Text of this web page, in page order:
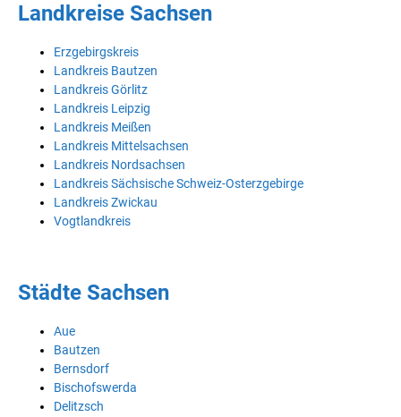
Landkreise Sachsen
Erzgebirgskreis
Landkreis Bautzen
Landkreis Görlitz
Landkreis Leipzig
Landkreis Meißen
Landkreis Mittelsachsen
Landkreis Nordsachsen
Landkreis Sächsische Schweiz-Osterzgebirge
Landkreis Zwickau
Vogtlandkreis
Städte Sachsen
Aue
Bautzen
Bernsdorf
Bischofswerda
Delitzsch